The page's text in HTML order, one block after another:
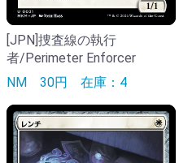
[JPN]捜査線の執行
者/Perimeter Enforcer
NM 30円 在庫：4